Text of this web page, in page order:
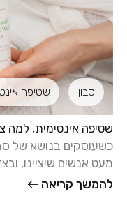
סבון שטיפה
שטיפה אינטימית, למה
כשעוסקים בנושא של
מעט אנשים שיציינו,
עצמו, ואפשר להסתפק
להמשך קריאה